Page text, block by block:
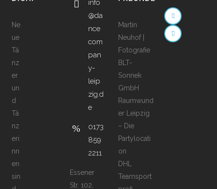
Ne
ue
Tä
nz
er
un
d
Tä
nz
eri
nn
en
sin
info
@da
nce
com
pan
y-
leip
zig.d
e
0173
859
2211
Essener
Str. 102,
Martin
Neuhof |
Fotografie
BLT-
Sonnek
GmbH
Raumwund
er Leipzig
– Die
Partylocati
on
DHL
Teamsport